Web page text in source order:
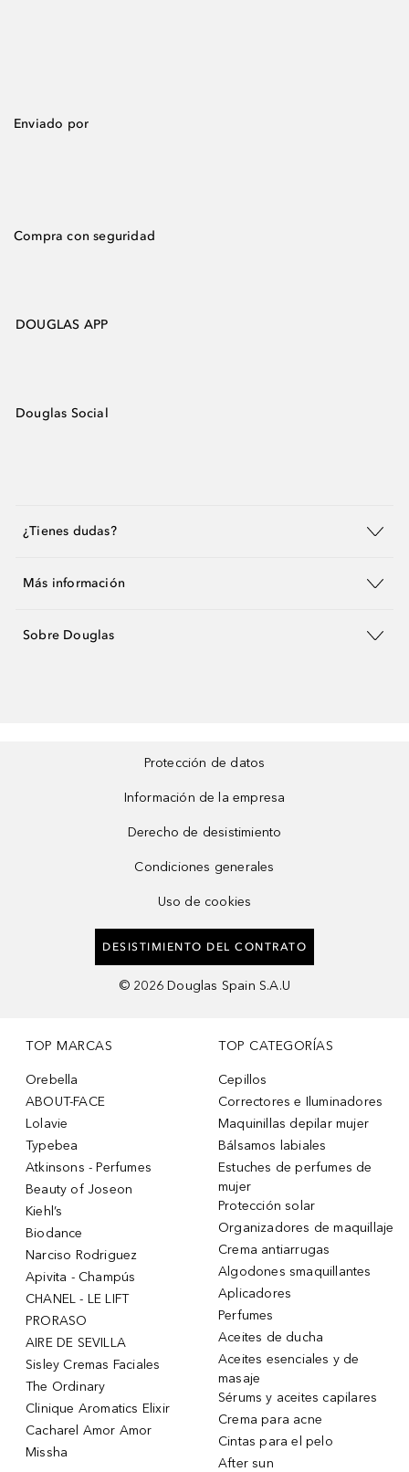
Enviado por
Compra con seguridad
DOUGLAS APP
Douglas Social
¿Tienes dudas?
Más información
Sobre Douglas
Protección de datos
Información de la empresa
Derecho de desistimiento
Condiciones generales
Uso de cookies
DESISTIMIENTO DEL CONTRATO
© 2026 Douglas Spain S.A.U
TOP MARCAS
Orebella
ABOUT-FACE
Lolavie
Typebea
Atkinsons - Perfumes
Beauty of Joseon
Kiehl’s
Biodance
Narciso Rodriguez
Apivita - Champús
CHANEL - LE LIFT
PRORASO
AIRE DE SEVILLA
Sisley Cremas Faciales
The Ordinary
Clinique Aromatics Elixir
Cacharel Amor Amor
Missha
TOP CATEGORÍAS
Cepillos
Correctores e Iluminadores
Maquinillas depilar mujer
Bálsamos labiales
Estuches de perfumes de
mujer
Protección solar
Organizadores de maquillaje
Crema antiarrugas
Algodones smaquillantes
Aplicadores
Perfumes
Aceites de ducha
Aceites esenciales y de
masaje
Sérums y aceites capilares
Crema para acne
Cintas para el pelo
After sun